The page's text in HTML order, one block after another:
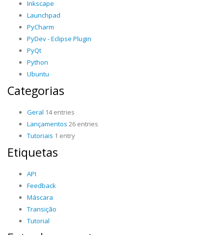
Inkscape
Launchpad
PyCharm
PyDev - Eclipse Plugin
PyQt
Python
Ubuntu
Categorias
Geral 14 entries
Lançamentos 26 entries
Tutoriais 1 entry
Etiquetas
API
Feedback
Máscara
Transição
Tutorial